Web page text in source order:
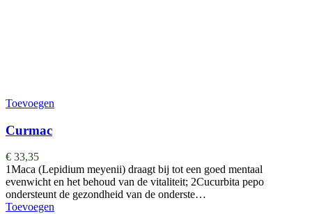
Toevoegen
Curmac
€ 33,35
1Maca (Lepidium meyenii) draagt bij tot een goed mentaal
evenwicht en het behoud van de vitaliteit; 2Cucurbita pepo
ondersteunt de gezondheid van de onderste…
Toevoegen